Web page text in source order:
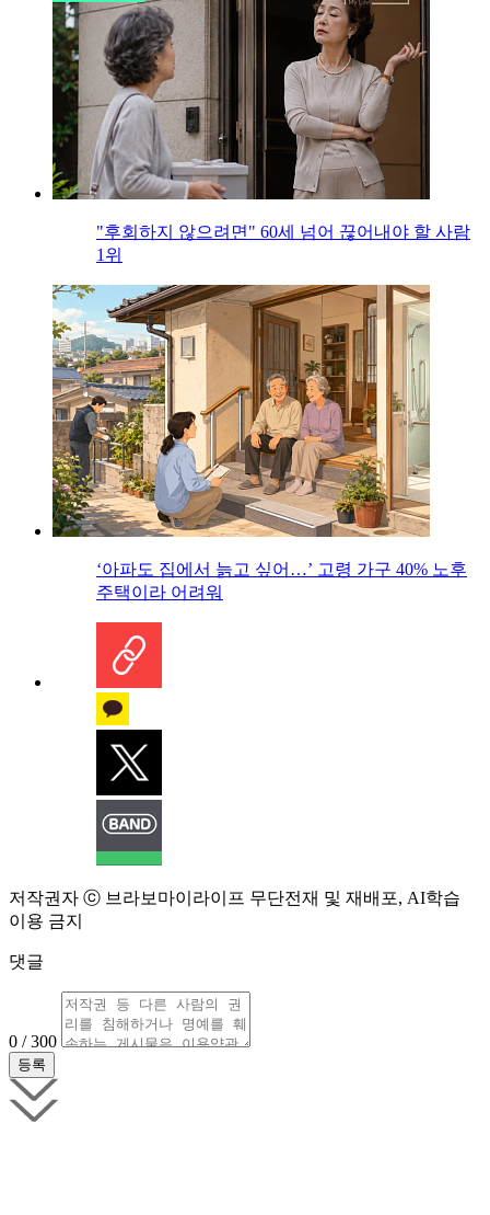
"후회하지 않으려면" 60세 넘어 끊어내야 할 사람
1위
‘아파도 집에서 늙고 싶어…’ 고령 가구 40% 노후
주택이라 어려워
저작권자 ⓒ 브라보마이라이프 무단전재 및 재배포, AI학습
이용 금지
댓글
0 / 300